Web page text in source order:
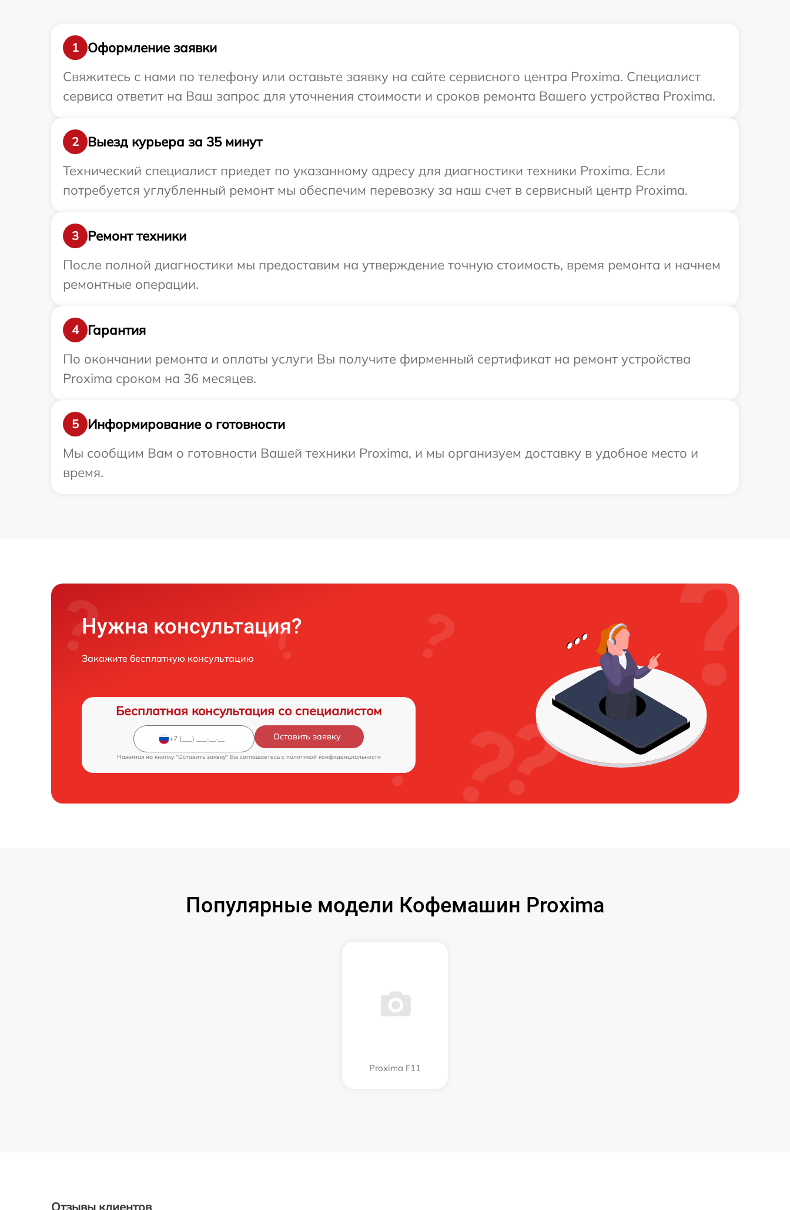
1
Оформление заявки
Свяжитесь с нами по телефону или оставьте заявку на сайте сервисного центра Proxima. Специалист
сервиса ответит на Ваш запрос для уточнения стоимости и сроков ремонта Вашего устройства Proxima.
2
Выезд курьера за 35 минут
Технический специалист приедет по указанному адресу для диагностики техники Proxima. Если
потребуется углубленный ремонт мы обеспечим перевозку за наш счет в сервисный центр Proxima.
3
Ремонт техники
После полной диагностики мы предоставим на утверждение точную стоимость, время ремонта и начнем
ремонтные операции.
4
Гарантия
По окончании ремонта и оплаты услуги Вы получите фирменный сертификат на ремонт устройства
Proxima сроком на 36 месяцев.
5
Информирование о готовности
Мы сообщим Вам о готовности Вашей техники Proxima, и мы организуем доставку в удобное место и
время.
Нужна консультация?
Закажите бесплатную консультацию
Бесплатная консультация со специалистом
Оставить заявку
Нажимая на кнопку "Оставить заявку" Вы соглашаетесь c политикой конфиденциальности
Популярные модели Кофемашин Proxima
Proxima F11
Отзывы клиентов